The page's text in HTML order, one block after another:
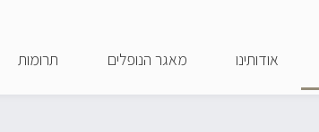
העיקרי
אודותינו מאגר הנופלים תרומות